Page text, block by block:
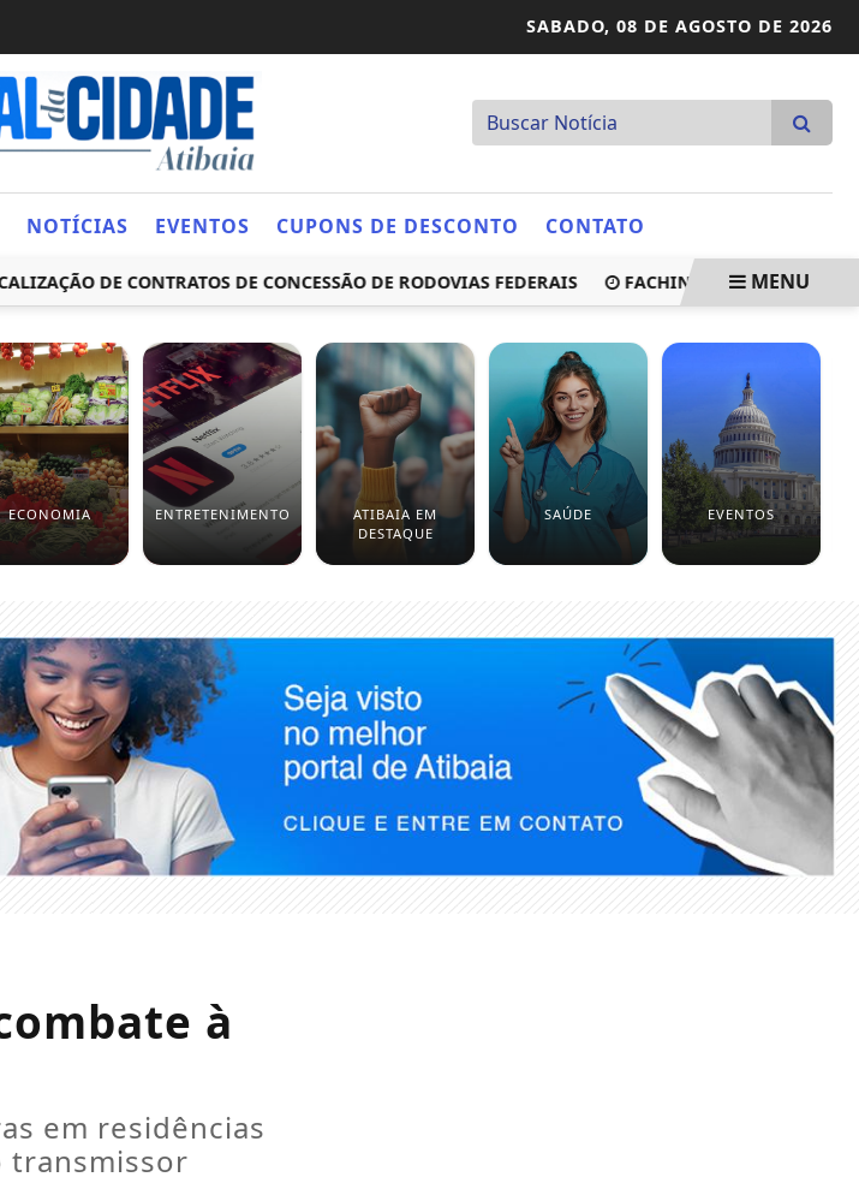
SABADO, 08 DE AGOSTO DE 2026
NOTÍCIAS EVENTOS CUPONS DE DESCONTO CONTATO
DE CONTRATOS DE CONCESSÃO DE RODOVIAS FEDERAIS FACHIN DEFENDE STF APÓS
MENU
ECONOMIA ENTRETENIMENTO
ATIBAIA EM
DESTAQUE
SAÚDE EVENTOS
à
em residências
transmissor